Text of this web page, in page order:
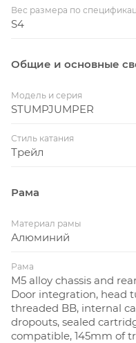
Вес размера по
S4
Общие и основные
Модель и серия
STUMPJUMPER
Стиль катания
Трейл
Рама
Материал рамы
Алюминий
Рама
M5 alloy chassis and
Door integration, head
threaded BB, internal
dropouts, sealed
compatible, 145mm of